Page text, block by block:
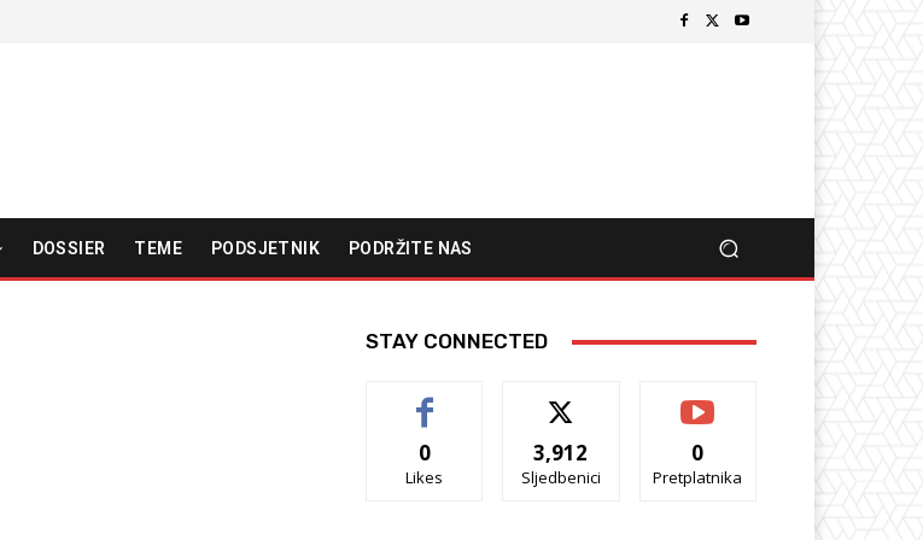
DOSSIER TEME PODSJETNIK PODRŽITE NAS
STAY CONNECTED
0
Likes
3,912
Sljedbenici
0
Pretplatnika